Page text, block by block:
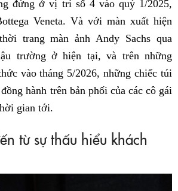
đứng ở vị trí số 4 vào quý 1/2025,
Veneta. Và với màn xuất hiện
trang màn ảnh Andy Sachs qua
trường ở hiện tại, và trên những
vào tháng 5/2026, những chiếc túi
hành trên bản phối của các cô gái
gian tới.
từ sự thấu hiểu khách